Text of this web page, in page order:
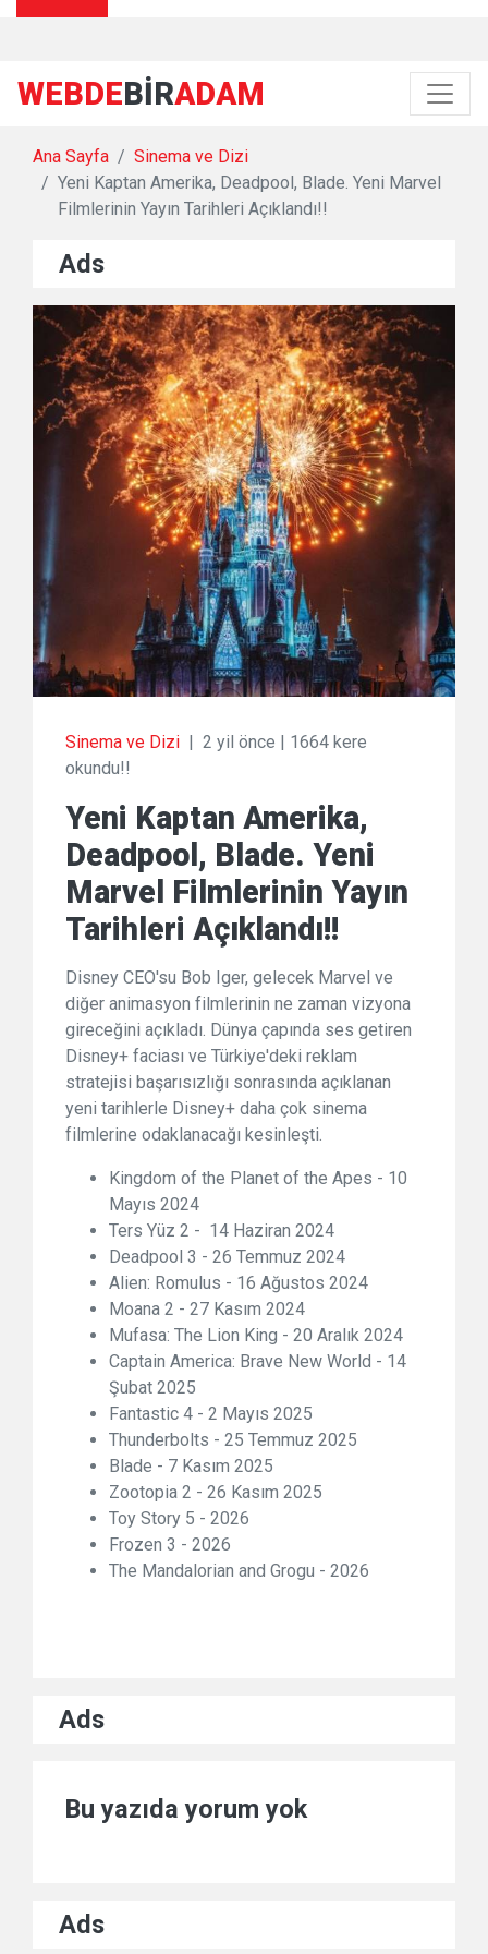
WEBDEBIRADAM
Ana Sayfa
Sinema ve Dizi
Yeni Kaptan Amerika, Deadpool, Blade. Yeni Marvel
Filmlerinin Yayın Tarihleri Açıklandı!!
Ads
Sinema ve Dizi | 2 yil önce | 1664 kere
okundu!!
Yeni Kaptan Amerika,
Deadpool, Blade. Yeni
Marvel Filmlerinin Yayın
Tarihleri Açıklandı!!
Disney CEO'su Bob Iger, gelecek Marvel ve
diğer animasyon filmlerinin ne zaman vizyona
gireceğini açıkladı. Dünya çapında ses getiren
Disney+ faciası ve Türkiye'deki reklam
stratejisi başarısızlığı sonrasında açıklanan
yeni tarihlerle Disney+ daha çok sinema
filmlerine odaklanacağı kesinleşti.
Kingdom of the Planet of the Apes - 10
Mayıs 2024
Ters Yüz 2 - 14 Haziran 2024
Deadpool 3 - 26 Temmuz 2024
Alien: Romulus - 16 Ağustos 2024
Moana 2 - 27 Kasım 2024
Mufasa: The Lion King - 20 Aralık 2024
Captain America: Brave New World - 14
Şubat 2025
Fantastic 4 - 2 Mayıs 2025
Thunderbolts - 25 Temmuz 2025
Blade - 7 Kasım 2025
Zootopia 2 - 26 Kasım 2025
Toy Story 5 - 2026
Frozen 3 - 2026
The Mandalorian and Grogu - 2026
Ads
Bu yazıda yorum yok
Ads